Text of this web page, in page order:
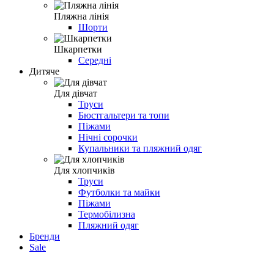
Пляжна лінія
Шорти
Шкарпетки
Середні
Дитяче
Для дівчат
Труси
Бюстгальтери та топи
Піжами
Нічні сорочки
Купальники та пляжний одяг
Для хлопчиків
Труси
Футболки та майки
Піжами
Термобілизна
Пляжний одяг
Бренди
Sale